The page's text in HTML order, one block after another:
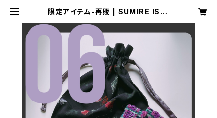
限定アイテム-再販 | SUMIRE ISHI